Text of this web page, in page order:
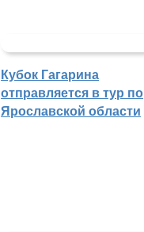
Кубок Гагарина
отправляется в тур по
Ярославской области